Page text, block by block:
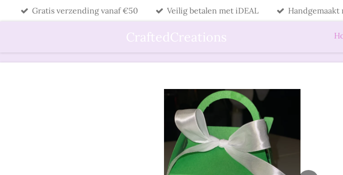
hoofdinhoud
Gratis verzending vanaf €50 Veilig betalen met iDEAL Handgemaakt
CraftedCreations